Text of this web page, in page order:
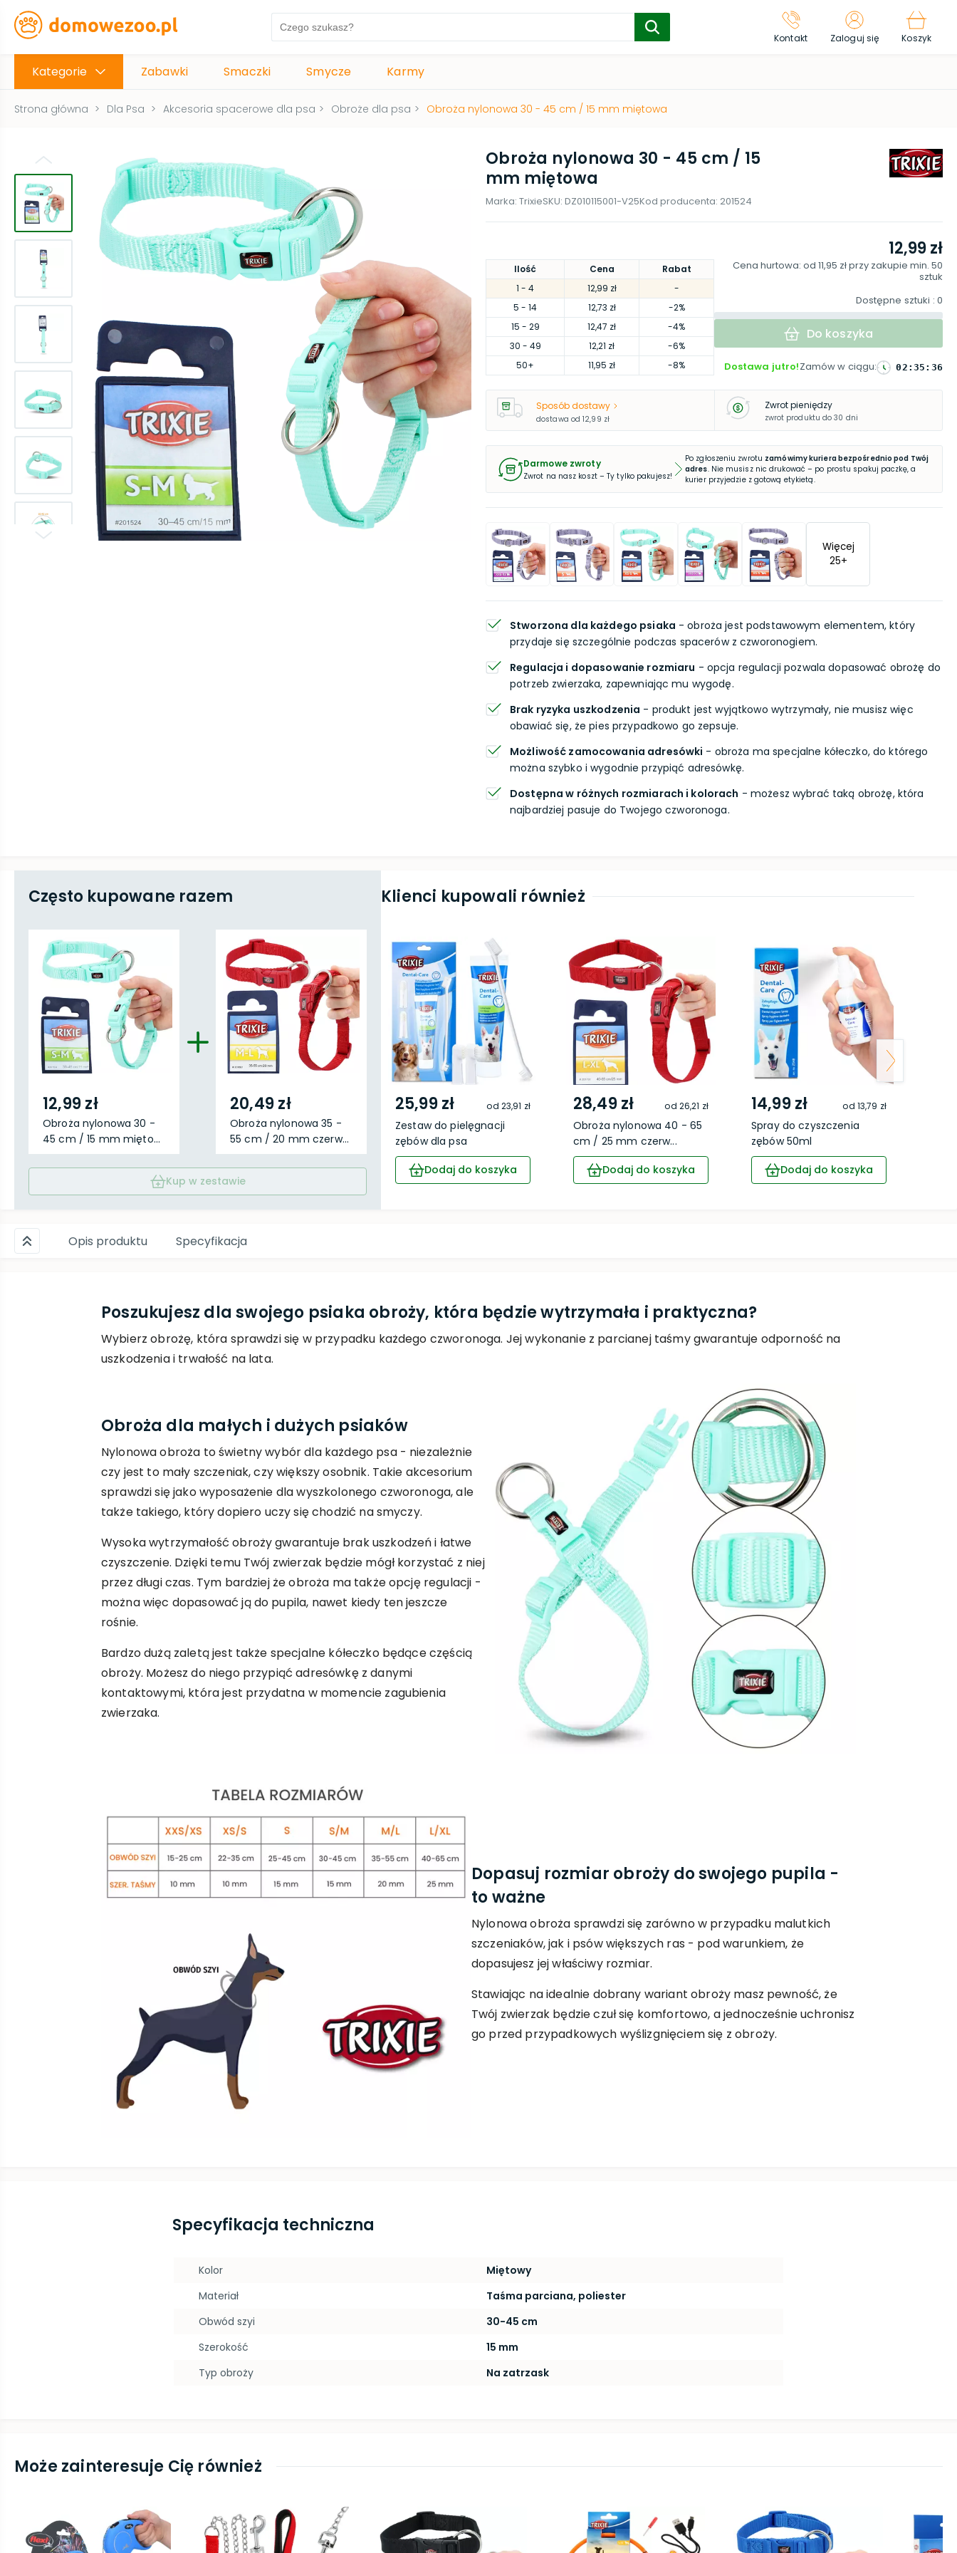
Kontakt Zaloguj się Koszyk
Kategorie Zabawki Smaczki Smycze Karmy
Strona główna > Dla Psa > Akcesoria spacerowe dla psa > Obroże dla psa > Obroża nylonowa 30 - 45 cm / 15 mm miętowa
Obroża nylonowa 30 - 45 cm / 15
mm miętowa
Marka: TrixieSKU: DZ010115001-V25Kod producenta: 201524
Ilość Cena
Rabat
1 - 4 12,99 zł
-
5 - 14 12,73 zł
-2%
15 - 29 12,47 zł
-4%
30 - 49 12,21 zł
-6%
50+ 11,95 zł -8%
12,99 zł
Cena hurtowa: od 11,95 złprzy zakupie min. 50
sztuk
Dostępne sztuki : 0
Do koszyka
Dostawa jutro!Zamów w ciągu: 02 : 35 : 35
Sposób dostawy
dostawa od 12,99 zł
Zwrot pieniędzy
zwrot produktu do 30 dni
Darmowe zwroty
Zwrot na nasz koszt – Ty tylko pakujesz!
Po zgłoszeniu zwrotu zamówimy kuriera bezpośrednio pod Twój
adres. Nie musisz nic drukować – po prostu spakuj paczkę, a
kurier przyjedzie z gotową etykietą.
Więcej
25+
Stworzona dla każdego psiaka - obroża jest podstawowym elementem, który
przydaje się szczególnie podczas spacerów z czworonogiem.
Regulacja i dopasowanie rozmiaru - opcja regulacji pozwala dopasować obrożę do
potrzeb zwierzaka, zapewniając mu wygodę.
Brak ryzyka uszkodzenia - produkt jest wyjątkowo wytrzymały, nie musisz więc
obawiać się, że pies przypadkowo go zepsuje.
Możliwość zamocowania adresówki - obroża ma specjalne kółeczko, do którego
można szybko i wygodnie przypiąć adresówkę.
Dostępna w różnych rozmiarach i kolorach - możesz wybrać taką obrożę, która
najbardziej pasuje do Twojego czworonoga.
Często kupowane razem
12,99 zł
Obroża nylonowa 30 -
45 cm / 15 mm mięto...
20,49 zł
Obroża nylonowa 35 -
55 cm / 20 mm czerw...
Kup w zestawie
Klienci kupowali również
25,99 zł od 23,91 zł
Zestaw do pielęgnacji
zębów dla psa
Dodaj do koszyka
28,49 zł od 26,21 zł
Obroża nylonowa 40 - 65
cm / 25 mm czerw...
Dodaj do koszyka
14,99 zł od 13,79 zł
Spray do czyszczenia
zębów 50ml
Dodaj do koszyka
Opis produktu Specyfikacja
Poszukujesz dla swojego psiaka obroży, która będzie wytrzymała i praktyczna?
Wybierz obrożę, która sprawdzi się w przypadku każdego czworonoga. Jej wykonanie z parcianej taśmy gwarantuje odporność na
uszkodzenia i trwałość na lata.
Obroża dla małych i dużych psiaków
Nylonowa obroża to świetny wybór dla każdego psa - niezależnie
czy jest to mały szczeniak, czy większy osobnik. Takie akcesorium
sprawdzi się jako wyposażenie dla wyszkolonego czworonoga, ale
także takiego, który dopiero uczy się chodzić na smyczy.
Wysoka wytrzymałość obroży gwarantuje brak uszkodzeń i łatwe
czyszczenie. Dzięki temu Twój zwierzak będzie mógł korzystać z niej
przez długi czas. Tym bardziej że obroża ma także opcję regulacji -
można więc dopasować ją do pupila, nawet kiedy ten jeszcze
rośnie.
Bardzo dużą zaletą jest także specjalne kółeczko będące częścią
obroży. Możesz do niego przypiąć adresówkę z danymi
kontaktowymi, która jest przydatna w momencie zagubienia
zwierzaka.
Dopasuj rozmiar obroży do swojego pupila -
to ważne
Nylonowa obroża sprawdzi się zarówno w przypadku malutkich
szczeniaków, jak i psów większych ras - pod warunkiem, że
dopasujesz jej właściwy rozmiar.
Stawiając na idealnie dobrany wariant obroży masz pewność, że
Twój zwierzak będzie czuł się komfortowo, a jednocześnie uchronisz
go przed przypadkowych wyślizgnięciem się z obroży.
Specyfikacja techniczna
Kolor
Miętowy
Materiał
Taśma parciana, poliester
Obwód szyi
30-45 cm
Szerokość
15 mm
Typ obroży
Na zatrzask
Może zainteresuje Cię również